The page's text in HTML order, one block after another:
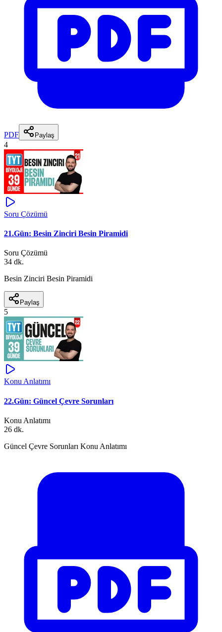
PDF Paylaş
4
Soru Çözümü
21.Gün: Besin Zinciri Besin Piramidi
Soru Çözümü
34 dk.
Besin Zinciri Besin Piramidi
Paylaş
5
Konu Anlatımı
22.Gün: Güncel Çevre Sorunları
Konu Anlatımı
26 dk.
Güncel Çevre Sorunları Konu Anlatımı